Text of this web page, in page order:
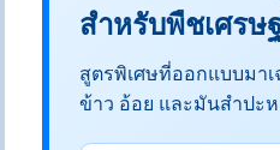
สำหรับพืชเศรษ
สูตรพิเศษที่ออกแบบมา
ข้าว อ้อย และมันสำปะ